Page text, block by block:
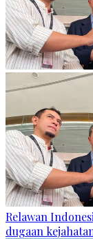
Relawan
dugaan